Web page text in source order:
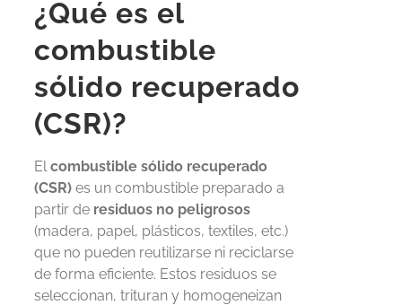
¿Qué es el
combustible
sólido recuperado
(CSR)?
El combustible sólido recuperado
(CSR) es un combustible preparado a
partir de residuos no peligrosos
(madera, papel, plásticos, textiles, etc.)
que no pueden reutilizarse ni reciclarse
de forma eficiente. Estos residuos se
seleccionan, trituran y homogeneizan